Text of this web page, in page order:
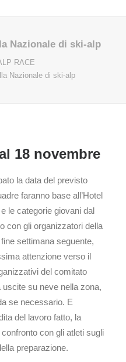
Nazionale di ski-alp
RACE
Nazionale di ski-alp
18 novembre
la data del previsto
faranno base all’Hotel
le categorie giovani dal
con gli organizzatori della
settimana seguente,
attenzione verso il
del comitato
su neve nella zona,
se necessario. E
del lavoro fatto, la
con gli atleti sugli
preparazione.